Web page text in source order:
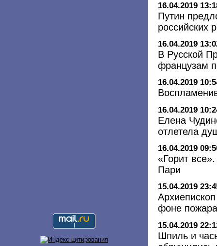
16.04.2019
Путин
российских
16.04.2019
В Русской
французам
16.04.2019
16.04.2019
Елена
отлетела
16.04.2019
«Горит
Пари
15.04.2019
фоне
15.04.2019
Шпиль и